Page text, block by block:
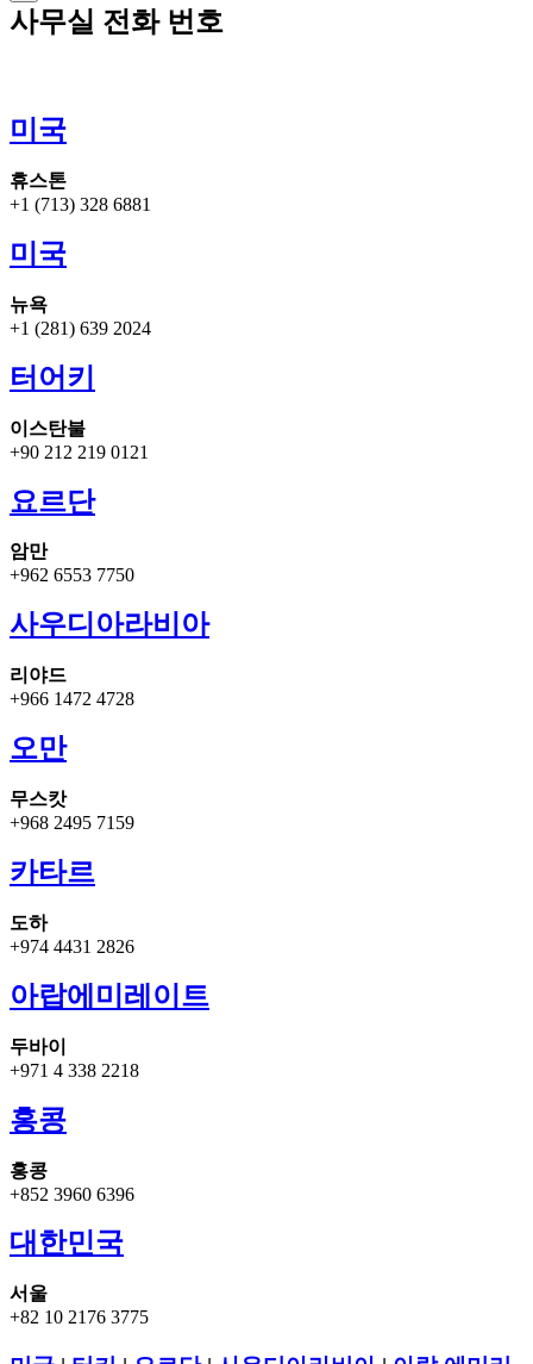
사무실 전화 번호
미국
휴스톤
+1 (713) 328 6881
미국
뉴욕
+1 (281) 639 2024
터어키
이스탄불
+90 212 219 0121
요르단
암만
+962 6553 7750
사우디아라비아
리야드
+966 1472 4728
오만
무스캇
+968 2495 7159
카타르
도하
+974 4431 2826
아랍에미레이트
두바이
+971 4 338 2218
홍콩
홍콩
+852 3960 6396
대한민국
서울
+82 10 2176 3775